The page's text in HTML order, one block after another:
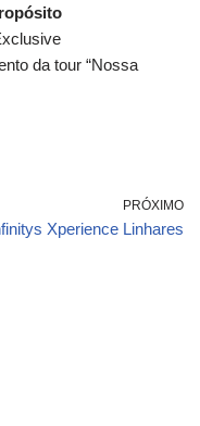
da tour “Nossa
PRÓXIMO
Xperience Linhares